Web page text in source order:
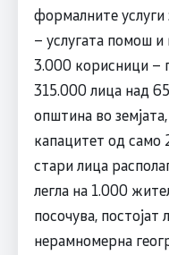
формалните услуги
– услугата помош
3.000 корисници –
315.000 лица над
општина во
капацитет од само
стари лица
легла на 1.000
посочува,
нерамномерна